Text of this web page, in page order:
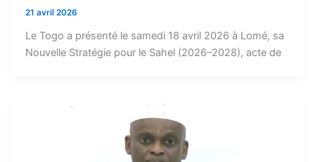
21 avril 2026
Le Togo a présenté le samedi 18 avril 2026 à Lomé, sa
Nouvelle Stratégie pour le Sahel (2026–2028), acte de